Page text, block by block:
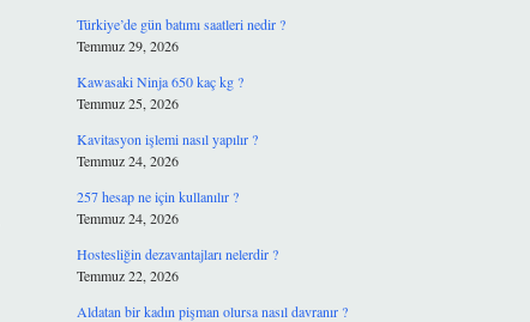
Türkiye’de gün batımı saatleri nedir ?
Temmuz 29, 2026
Kawasaki Ninja 650 kaç kg ?
Temmuz 25, 2026
Kavitasyon işlemi nasıl yapılır ?
Temmuz 24, 2026
257 hesap ne için kullanılır ?
Temmuz 24, 2026
Hostesliğin dezavantajları nelerdir ?
Temmuz 22, 2026
Aldatan bir kadın pişman olursa nasıl davranır ?